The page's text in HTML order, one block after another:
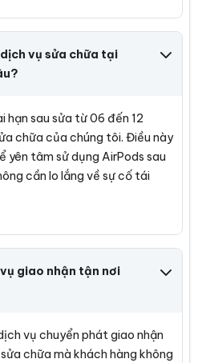
vụ sửa chữa tại
hạn sau sửa từ 06 đến 12
chữa của chúng tôi. Điều này
yên tâm sử dụng AirPods sau
cần lo lắng về sự cố tái
giao nhận tận nơi
vụ chuyển phát giao nhận
chữa mà khách hàng không